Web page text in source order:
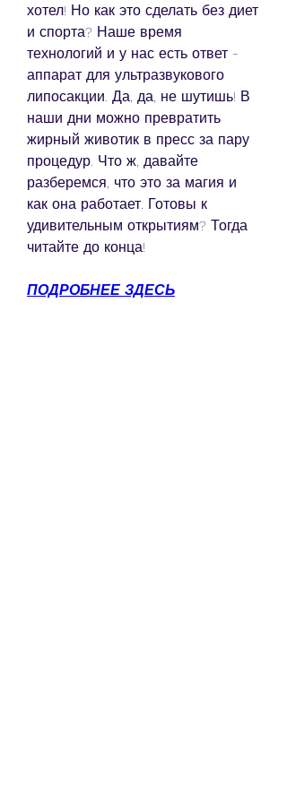
хотел! Но как это сделать без диет
и спорта? Наше время
технологий и у нас есть ответ -
аппарат для ультразвукового
липосакции. Да, да, не шутишь! В
наши дни можно превратить
жирный животик в пресс за пару
процедур. Что ж, давайте
разберемся, что это за магия и
как она работает. Готовы к
удивительным открытиям? Тогда
читайте до конца!
ПОДРОБНЕЕ ЗДЕСЬ